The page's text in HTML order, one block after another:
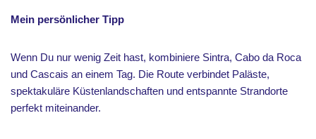
Mein persönlicher Tipp
Wenn Du nur wenig Zeit hast, kombiniere Sintra, Cabo da Roca
und Cascais an einem Tag. Die Route verbindet Paläste,
spektakuläre Küstenlandschaften und entspannte Strandorte
perfekt miteinander.